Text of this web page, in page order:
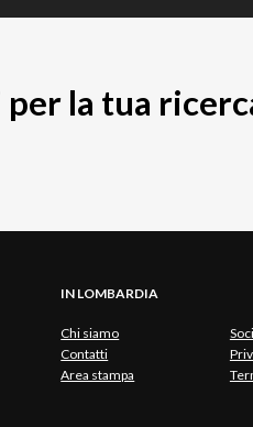
la tua
IN LOMBARDIA
Chi siamo
Contatti
Area stampa